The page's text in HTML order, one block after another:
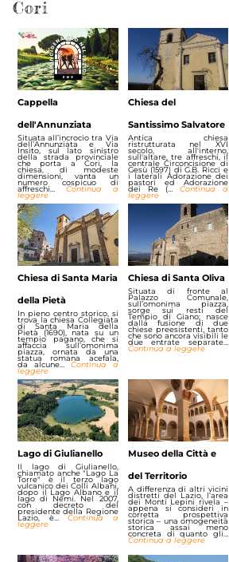
Cori
Cappella
dell'Annunziata
Situata all’incrocio tra Via
dell’Annunziata e Via
Insito, sul lato sinistro
della strada provinciale
che porta a Cori, la
chiesa, di modeste
dimensioni, vanta un
numero cospicuo di
affreschi… Continua a
leggere
Chiesa del
Santissimo Salvatore
Antica chiesa
ristrutturata nel XVI
secolo, all'interno,
sull'altare, tre affreschi, il
centrale Circoncisione di
Gesù (1597) di G.B. Ricci e
i laterali Adorazione dei
pastori ed Adorazione
dei Re (…Continua a
leggere
Chiesa di Santa Maria
della Pietà
In pieno centro storico, si
trova la chiesa Collegiata
di Santa Maria della
Pietà (1690), nata su un
tempio pagano, che si
affaccia sull’omonima
piazza, ornata da una
statua romana acefala,
da alcune… Continua a
leggere
Chiesa di Santa Oliva
Situata di fronte al
Palazzo Comunale,
sull’omonima piazza,
sorge sui resti del
Tempio di Giano; nasce
dalla fusione di due
chiese preesistenti, tanto
che sono ancora visibili le
due entrate separate…
Continua a leggere
Lago di Giulianello
Il lago di Giulianello,
chiamato anche "Lago La
Torre" è il terzo lago
vulcanico dei Colli Albani,
dopo il Lago Albano e il
lago di Nemi. Nel 2007,
con decreto del
presidente della Regione
Lazio, è…Continua a
leggere
Museo della Città e
del Territorio
A differenza di altri vicini
distretti del Lazio, l’area
dei Monti Lepini rivela –
appena si consideri in
corretta prospettiva
storica – una omogeneità
storica assai meno
concreta di quanto gli…
Continua a leggere